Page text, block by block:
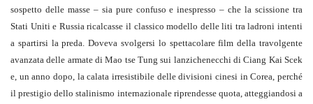
sospetto delle masse – sia pure confuso e inespresso – che la scissione tra
Stati Uniti e Russia ricalcasse il classico modello delle liti tra ladroni intenti
a spar­tirsi la preda. Doveva svolgersi lo spettacolare film della travolgente
avanza­ta delle armate di Mao tse Tung sui lanzi­chenecchi di Ciang Kai Scek
e, un anno dopo, la calata irresistibile delle divisioni cinesi in Corea, perché
il prestigio dello sta­linismo internazionale riprendesse quota, atteggiandosi a